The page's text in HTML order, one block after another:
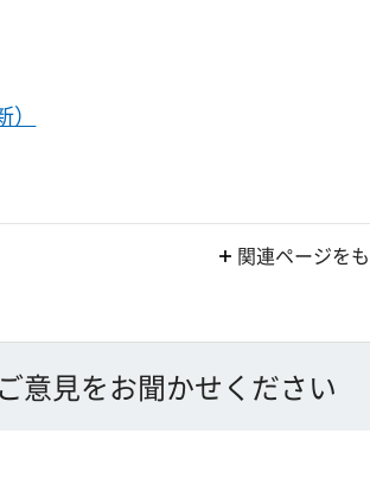
関連ページを
意見をお聞かせください